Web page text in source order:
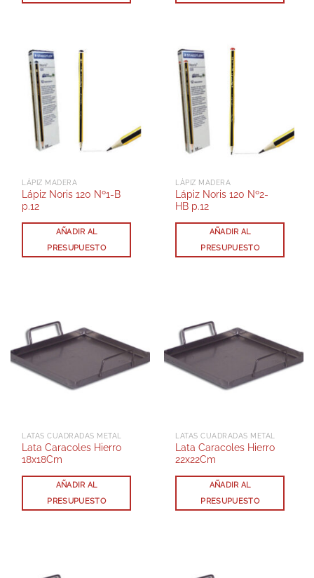
LÁPIZ MADERA
Lápiz Noris 120 Nº1-B
p.12
AÑADIR AL
PRESUPUESTO
LÁPIZ MADERA
Lápiz Noris 120 Nº2-
HB p.12
AÑADIR AL
PRESUPUESTO
LATAS CUADRADAS METAL
Lata Caracoles Hierro
18x18Cm
AÑADIR AL
PRESUPUESTO
LATAS CUADRADAS METAL
Lata Caracoles Hierro
22x22Cm
AÑADIR AL
PRESUPUESTO